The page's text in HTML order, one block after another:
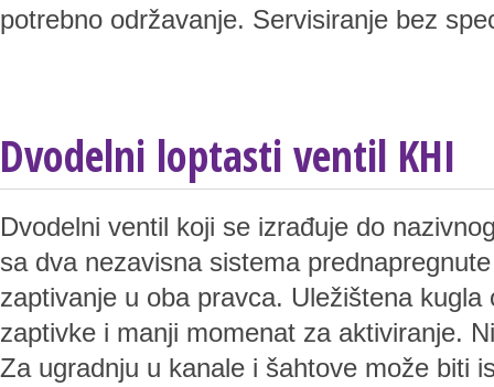
potrebno održavanje. Servisiranje bez
Dvodelni loptasti ventil KHI
Dvodelni ventil koji se izrađuje do
sa dva nezavisna sistema
zaptivanje u oba pravca. Uležištena
zaptivke i manji momenat za aktiviranje.
Za ugradnju u kanale i šahtove može biti